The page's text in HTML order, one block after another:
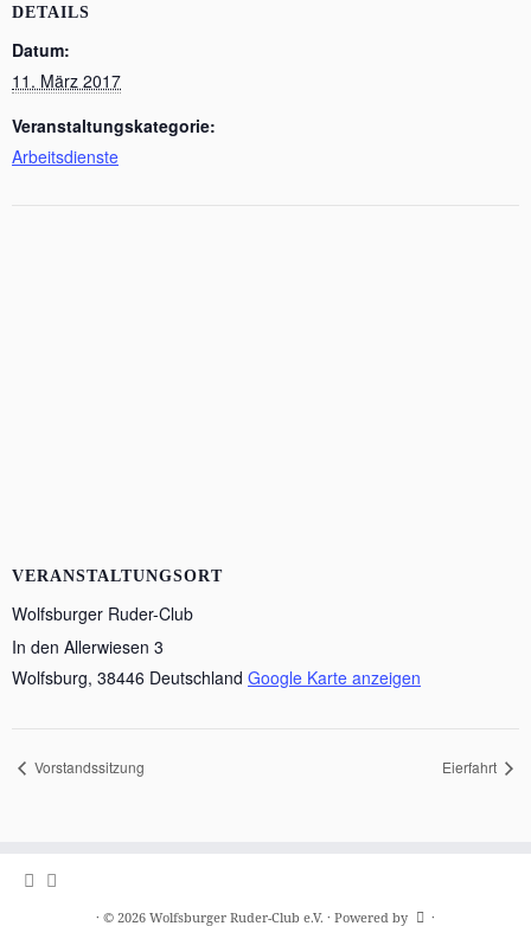
DETAILS
Datum:
11. März 2017
Veranstaltungskategorie:
Arbeitsdienste
VERANSTALTUNGSORT
Wolfsburger Ruder-Club
In den Allerwiesen 3
Wolfsburg, 38446 Deutschland Google Karte anzeigen
Vorstandssitzung Eierfahrt
· © 2026 Wolfsburger Ruder-Club e.V. · Powered by ·